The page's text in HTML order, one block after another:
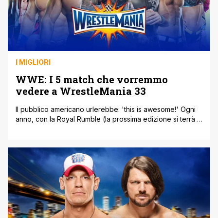
I MIGLIORI
WWE: I 5 match che vorremmo
vedere a WrestleMania 33
Il pubblico americano urlerebbe: 'this is awesome!' Ogni
anno, con la Royal Rumble (la prossima edizione si terrà il
costruendo l'enorme storyline che esploderà nell'evento
più importante dello sport entertainment della
Federazione di Stamford. WrestleMania nel 2017 [']